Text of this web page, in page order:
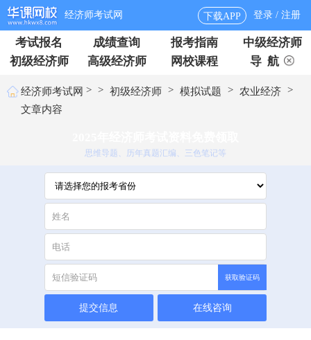
经济师考试网 下载APP 登录 / 注册
考试报名 成绩查询 报考指南
中级经济师
初级经济师
高级经济师 网校课程 导 航
经济师考试网 > > 初级经济师 > 模拟试题 > 农业经济 >
文章内容
思维导题、历年真题汇编、三色笔记等
获取验证码
提交信息 在线咨询